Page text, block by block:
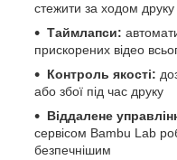
стежити за ходом
Таймлапси:
прискорених відео
Контроль якості:
або збої під час друку
Віддалене
сервісом Bambu Lab
безпечнішим